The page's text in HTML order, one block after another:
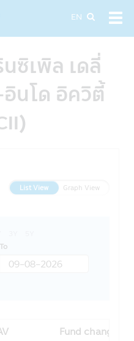
EN
ซิเพิล เดลี่
นโด อิควิตี้
List View Graph View
To
Fund change